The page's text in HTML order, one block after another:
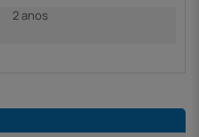
2 anos